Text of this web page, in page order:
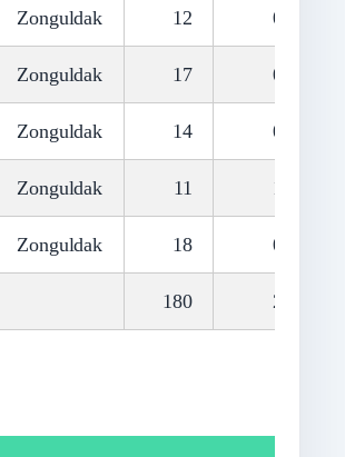
Zonguldak 12 0
Zonguldak 17 0
Zonguldak 14 0
Zonguldak 11 1
Zonguldak 18 0
180 2